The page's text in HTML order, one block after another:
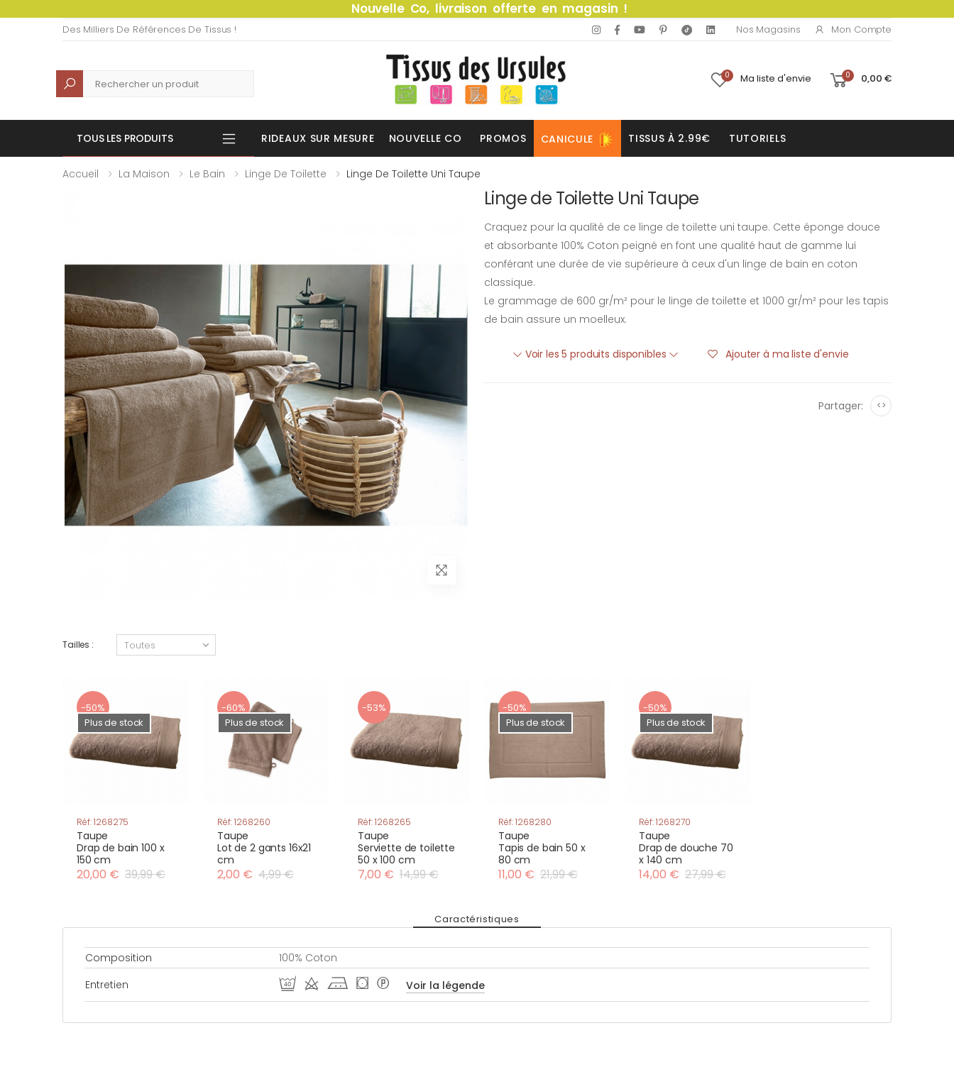
Nouvelle Co, livraison offerte en magasin !
Des Milliers De Références De Tissus ! Nos Magasins Mon Compte
Recherche 0 Ma liste d'envie 0 0,00 €
TOUS LES PRODUITS RIDEAUX SUR MESURE NOUVELLE CO PROMOS CANICULE TISSUS À 2.99€ TUTORIELS
Accueil La Maison Le Bain Linge De Toilette Linge De Toilette Uni Taupe
Linge de Toilette Uni Taupe
Craquez pour la qualité de ce linge de toilette uni taupe. Cette éponge douce
et absorbante 100% Coton peigné en font une qualité haut de gamme lui
conférant une durée de vie supérieure à ceux d'un linge de bain en coton
classique.
Le grammage de 600 gr/m² pour le linge de toilette et 1000 gr/m² pour les tapis
de bain assure un moelleux.
Voir les 5 produits disponibles Ajouter à ma liste d'envie
Partager: <>
Tailles :
-50%
Plus de stock
Réf: 1268275
Taupe
Drap de bain 100 x
150 cm
20,00 € 39,99 €
-60%
Plus de stock
Réf: 1268260
Taupe
Lot de 2 gants 16x21
cm
2,00 € 4,99 €
-53%
Réf: 1268265
Taupe
Serviette de toilette
50 x 100 cm
7,00 € 14,99 €
-50%
Plus de stock
Réf: 1268280
Taupe
Tapis de bain 50 x
80 cm
11,00 € 21,99 €
-50%
Plus de stock
Réf: 1268270
Taupe
Drap de douche 70
x 140 cm
14,00 € 27,99 €
Caractéristiques
Composition
100% Coton
Entretien
U d j ( * Voir la légende